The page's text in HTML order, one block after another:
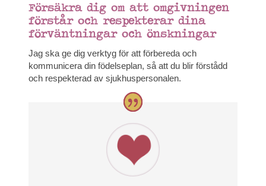
Försäkra dig om att omgivningen
förstår och respekterar dina
förväntningar och önskningar
Jag ska ge dig verktyg för att förbereda och
kommunicera din födelseplan, så att du blir förstådd
och respekterad av sjukhuspersonalen.